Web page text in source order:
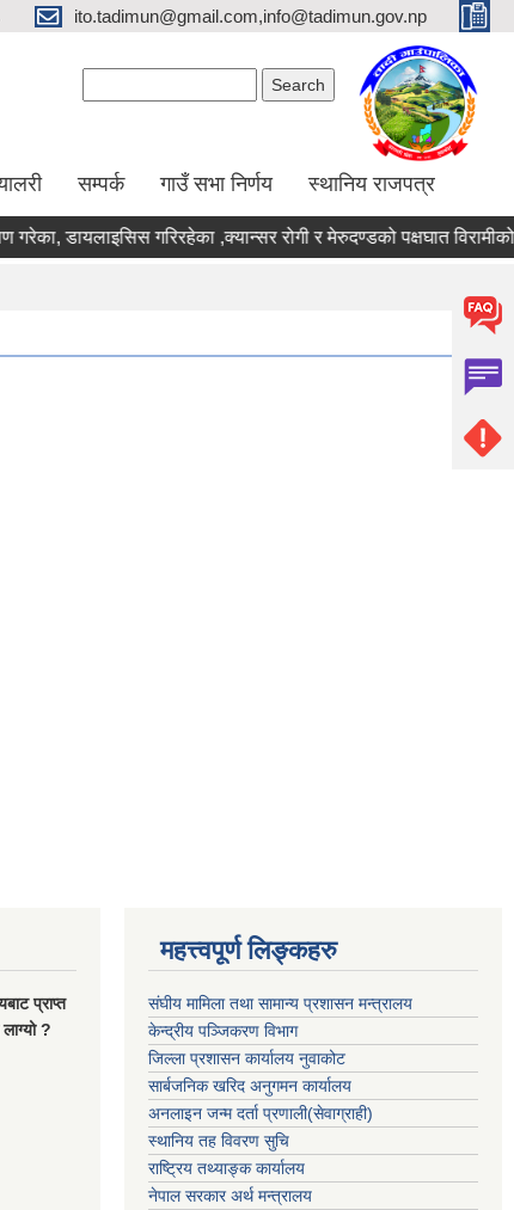
ito.tadimun@gmail.com,info@tadimun.gov.np
सम्पर्क गाउँ सभा निर्णय स्थानिय राजपत्र
गरेका, डायलाइसिस गरिरहेका ,क्यान्सर रोगी र मेरुदण्डको पक्षघात
प्राप्त
?
महत्त्वपूर्ण लिङ्कहरु
संघीय मामिला तथा सामान्य प्रशासन मन्त्रालय
केन्द्रीय पञ्जिकरण विभाग
जिल्ला प्रशासन कार्यालय नुवाकोट
सार्बजनिक खरिद अनुगमन कार्यालय
अनलाइन जन्म दर्ता प्रणाली(सेवाग्राही)
स्थानिय तह विवरण सुचि
राष्ट्रिय तथ्याङ्क कार्यालय
नेपाल सरकार अर्थ मन्त्रालय